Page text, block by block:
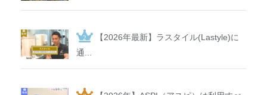
【2026年最新】ラスタイル(Lastyle)に
通...